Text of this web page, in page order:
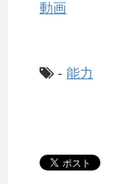
動画
- 能力